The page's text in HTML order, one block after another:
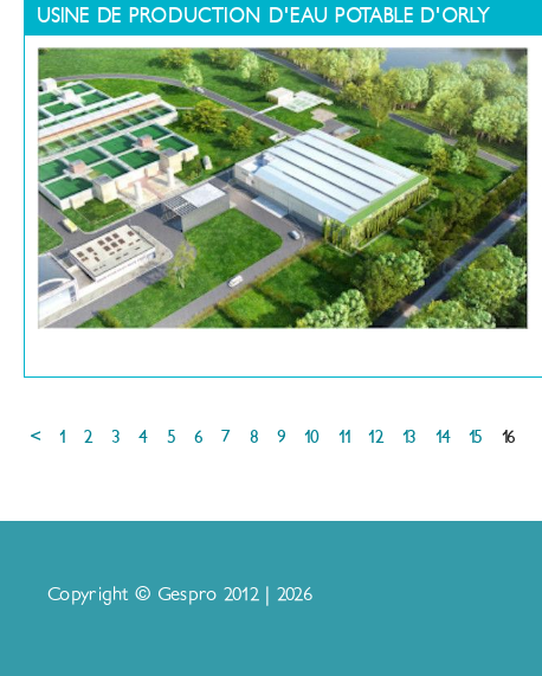
USINE DE PRODUCTION D'EAU POTABLE D'ORLY
< 1 2 3 4 5 6 7 8 9 10 11 12 13 14 15 16
Copyright © Gespro 2012 | 2026